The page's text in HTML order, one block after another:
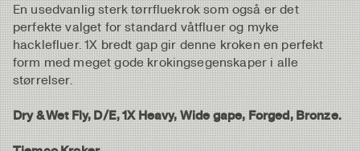
En usedvanlig sterk tørrfluekrok som også er det
perfekte valget for standard våtfluer og myke
hacklefluer. 1X bredt gap gir denne kroken en perfekt
form med meget gode krokingsegenskaper i alle
størrelser.
Dry & Wet Fly, D/E, 1X Heavy, Wide gape, Forged, Bronze.